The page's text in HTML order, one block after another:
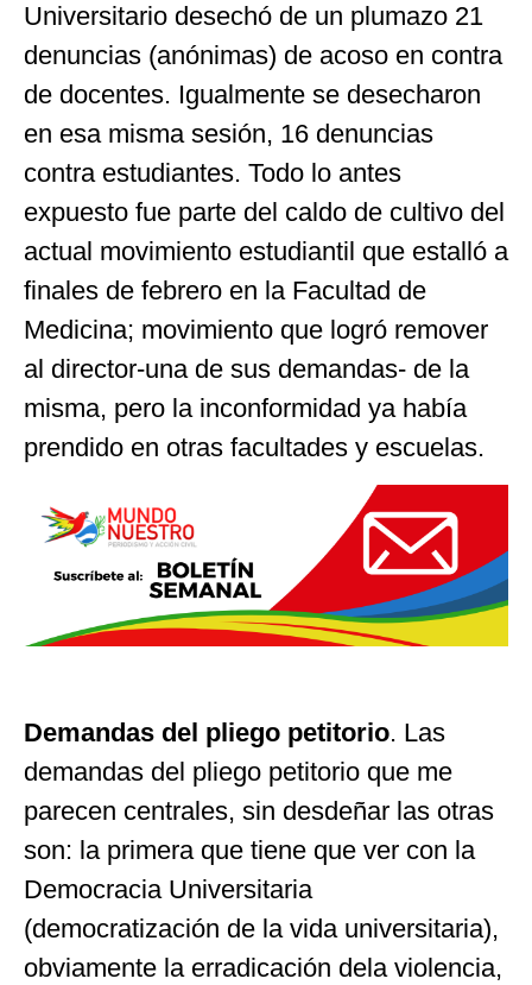
Universitario desechó de un plumazo 21
denuncias (anónimas) de acoso en contra
de docentes. Igualmente se desecharon
en esa misma sesión, 16 denuncias
contra estudiantes. Todo lo antes
expuesto fue parte del caldo de cultivo del
actual movimiento estudiantil que estalló a
finales de febrero en la Facultad de
Medicina; movimiento que logró remover
al director-una de sus demandas- de la
misma, pero la inconformidad ya había
prendido en otras facultades y escuelas.
Demandas del pliego petitorio. Las
demandas del pliego petitorio que me
parecen centrales, sin desdeñar las otras
son: la primera que tiene que ver con la
Democracia Universitaria
(democratización de la vida universitaria),
obviamente la erradicación dela violencia,